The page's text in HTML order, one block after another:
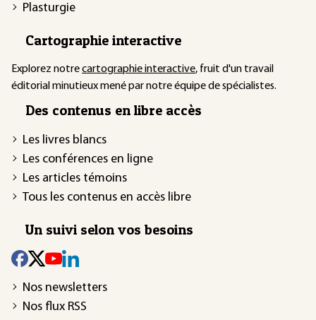
Plasturgie
Cartographie interactive
Explorez notrecartographie interactive, fruit d'un travail
éditorial minutieux mené par notre équipe de spécialistes.
Des contenus en libre accès
Les livres blancs
Les conférences en ligne
Les articles témoins
Tous les contenus en accès libre
Un suivi selon vos besoins
Nos newsletters
Nos flux RSS